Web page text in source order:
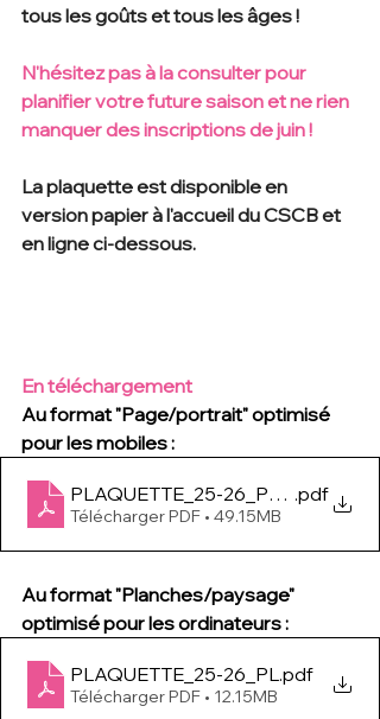
tous les goûts et tous les âges !
N'hésitez pas à la consulter pour
planifier votre future saison et ne rien
manquer des inscriptions de juin !
La plaquette est disponible en
version papier à l'accueil du CSCB et
en ligne ci-dessous.
En téléchargement
Au format "Page/portrait" optimisé
pour les mobiles :
PLAQUETTE_25-26_PAGES
.pdf
Télécharger PDF • 49.15MB
Au format "Planches/paysage"
optimisé pour les ordinateurs :
PLAQUETTE_25-26_PL .pdf
Télécharger PDF • 12.15MB